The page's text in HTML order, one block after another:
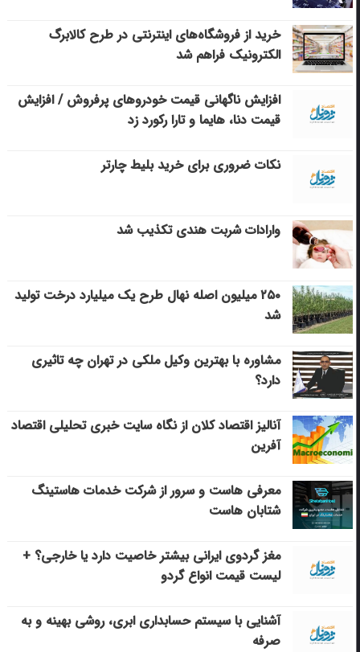
خرید از فروشگاه‌های اینترنتی در طرح کالابرگ
الکترونیک فراهم شد
افزایش ناگهانی قیمت خودروهای پرفروش / افزایش
قیمت دنا، هایما و تارا رکورد زد
نکات ضروری برای خرید بلیط چارتر
وارادات شربت هندی تکذیب شد
۲۵۰ میلیون اصله نهال طرح یک میلیارد درخت تولید
شد
مشاوره با بهترین وکیل ملکی در تهران چه تاثیری
دارد؟
آنالیز اقتصاد کلان از نگاه سایت خبری تحلیلی اقتصاد
آفرین
معرفی هاست و سرور از شرکت خدمات هاستینگ
شتابان هاست
مغز گردوی ایرانی بیشتر خاصیت دارد یا خارجی؟ +
لیست قیمت انواع گردو
آشنایی با سیستم حسابداری ابری، روشی بهینه و به
صرفه